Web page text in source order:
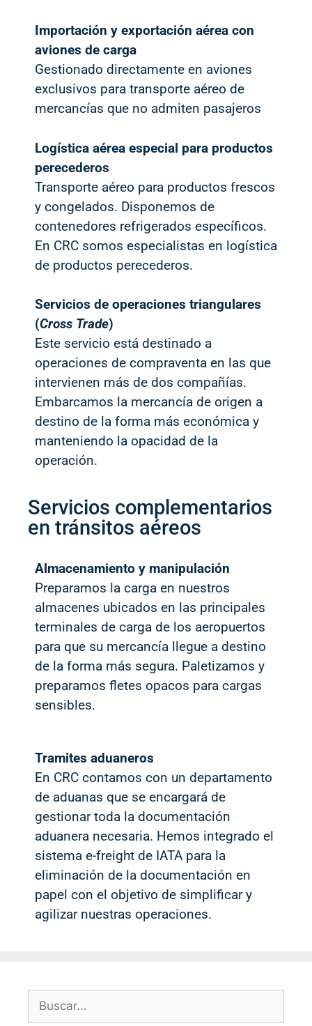
Importación y exportación aérea con
aviones de carga
Gestionado directamente en aviones
exclusivos para transporte aéreo de
mercancías que no admiten pasajeros
Logística aérea especial para productos
perecederos
Transporte aéreo para productos frescos
y congelados. Disponemos de
contenedores refrigerados específicos.
En CRC somos especialistas en logística
de productos perecederos.
Servicios de operaciones triangulares
(Cross Trade)
Este servicio está destinado a
operaciones de compraventa en las que
intervienen más de dos compañías.
Embarcamos la mercancía de origen a
destino de la forma más económica y
manteniendo la opacidad de la
operación.
Servicios complementarios
en tránsitos aéreos
Almacenamiento y manipulación
Preparamos la carga en nuestros
almacenes ubicados en las principales
terminales de carga de los aeropuertos
para que su mercancía llegue a destino
de la forma más segura. Paletizamos y
preparamos fletes opacos para cargas
sensibles.
Tramites aduaneros
En CRC contamos con un departamento
de aduanas que se encargará de
gestionar toda la documentación
aduanera necesaria. Hemos integrado el
sistema e-freight de IATA para la
eliminación de la documentación en
papel con el objetivo de simplificar y
agilizar nuestras operaciones.